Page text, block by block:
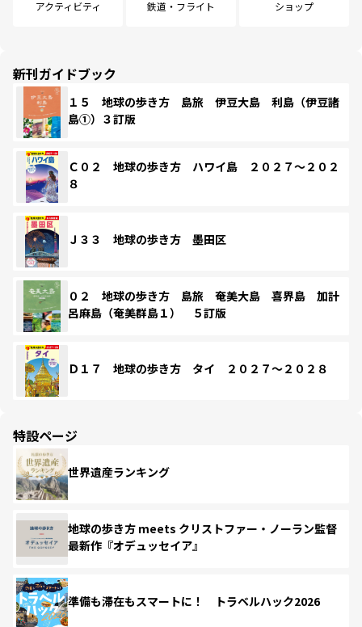
アクティビティ 鉄道・フライト ショップ
新刊ガイドブック
１５ 地球の歩き方 島旅 伊豆大島 利島（伊豆諸
島①）３訂版
Ｃ０２ 地球の歩き方 ハワイ島 ２０２７～２０２
８
Ｊ３３ 地球の歩き方 墨田区
０２ 地球の歩き方 島旅 奄美大島 喜界島 加計
呂麻島（奄美群島１） ５訂版
Ｄ１７ 地球の歩き方 タイ ２０２７～２０２８
特設ページ
世界遺産ランキング
地球の歩き方 meets クリストファー・ノーラン監督
最新作『オデュッセイア』
準備も滞在もスマートに！ トラベルハック2026